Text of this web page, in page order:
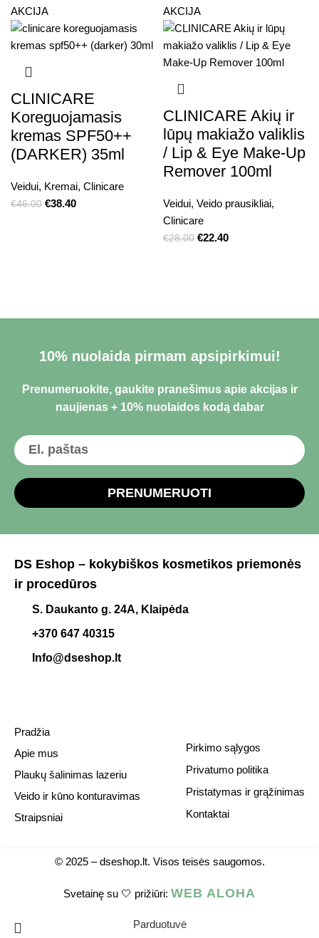
AKCIJA
CLINICARE
Koreguojamasis
kremas SPF50++
(DARKER) 35ml
Veidui, Kremai, Clinicare
€46.00 €38.40
AKCIJA
CLINICARE Akių ir
lūpų makiažo valiklis
/ Lip & Eye Make-Up
Remover 100ml
Veidui, Veido prausikliai,
Clinicare
€28.00 €22.40
10% nuolaida pirmam apsipirkimui!
Prenumeruokite, gaukite pranešimus apie akcijas ir
naujienas + 10% nuolaidos kodą dabar
PRENUMERUOTI
DS Eshop – kokybiškos kosmetikos priemonės
ir procedūros
S. Daukanto g. 24A, Klaipėda
+370 647 40315
Info@dseshop.lt
Pradžia
Apie mus
Plaukų šalinimas lazeriu
Veido ir kūno konturavimas
Straipsniai
Pirkimo sąlygos
Privatumo politika
Pristatymas ir grąžinimas
Kontaktai
© 2025 –dseshop.lt. Visos teisės saugomos.
Svetainę su 🤍 prižiūri:WEB ALOHA
Parduotuvė